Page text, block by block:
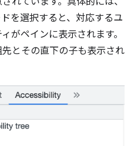
を選択すると、対応するユ
がペインに表示されます。
とその直下の子も表示され